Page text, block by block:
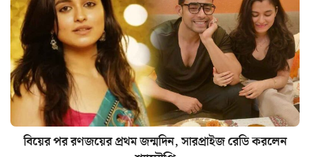
বিয়ের পর রণজয়ের প্রথম জন্মদিন, সারপ্রাইজ রেডি করলেন